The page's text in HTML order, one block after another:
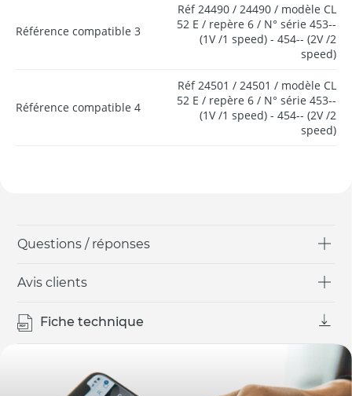
Questions / réponses
Avis clients
Fiche technique
Référence compatible 3
Réf 24490 / 24490 / modèle CL
52 E / repère 6 / N° série 453--
(1V /1 speed) - 454-- (2V /2
speed)
Référence compatible 4
Réf 24501 / 24501 / modèle CL
52 E / repère 6 / N° série 453--
(1V /1 speed) - 454-- (2V /2
speed)